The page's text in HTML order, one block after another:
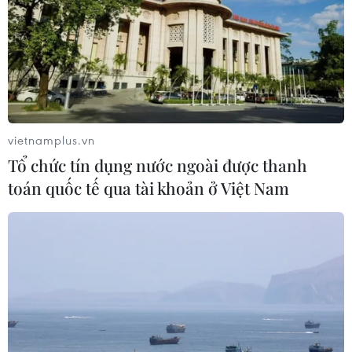
virus Hanta
22/07/2026 06:57
Sản phụ ở Australia sinh 4 bé gái
cùng trứng theo cách hoàn toàn tự
nhiên
22/07/2026 06:38
Vụ ngạt khí tại trang trại heo
vietnamplus.vn
Tổ chức tín dụng nước ngoài được thanh
toán quốc tế qua tài khoản ở Việt Nam